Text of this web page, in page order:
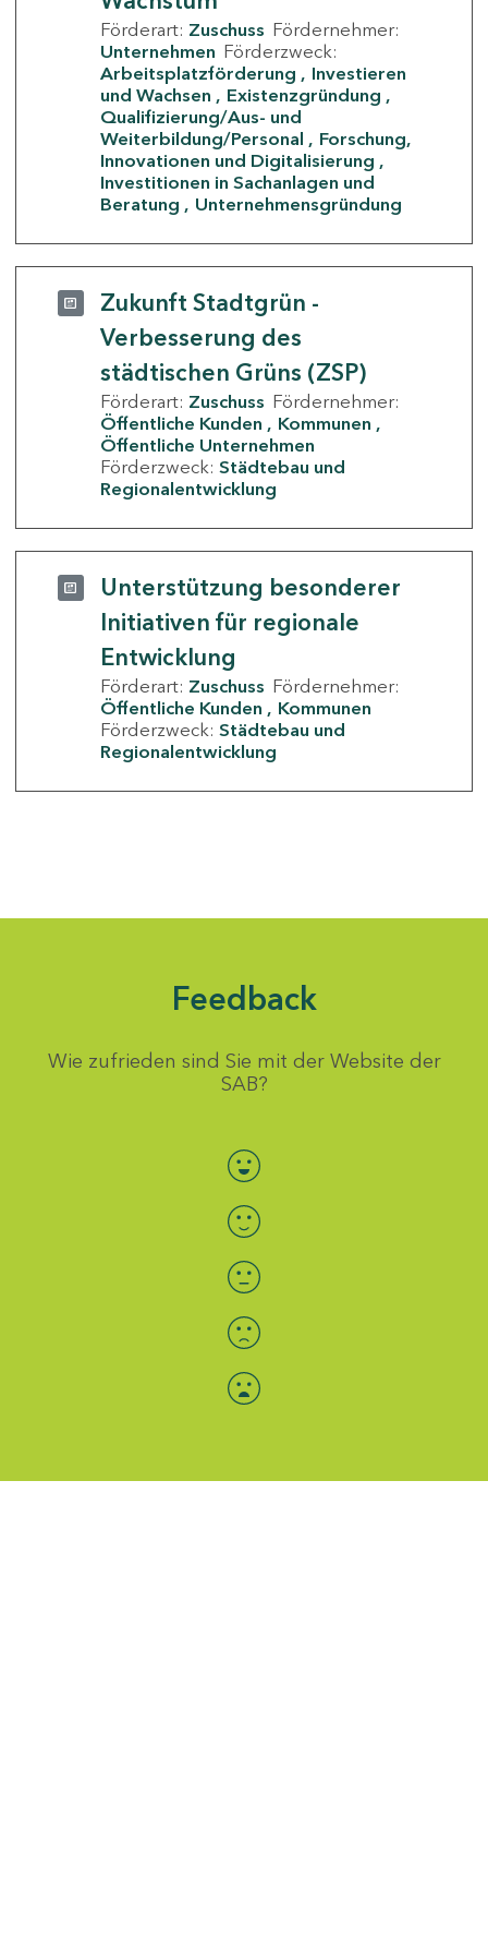
Förderart: Zuschuss Fördernehmer:
Unternehmen Förderzweck:
Arbeitsplatzförderung
Investieren
und Wachsen
Existenzgründung
Qualifizierung/Aus- und
Weiterbildung/Personal
Forschung,
Innovationen und Digitalisierung
Investitionen in Sachanlagen und
Beratung
Unternehmensgründung
Zukunft Stadtgrün -
Verbesserung des
städtischen Grüns (ZSP)
Förderart: Zuschuss Fördernehmer:
Öffentliche Kunden
Kommunen
Öffentliche Unternehmen
Förderzweck: Städtebau und
Regionalentwicklung
Unterstützung besonderer
Initiativen für regionale
Entwicklung
Förderart: Zuschuss Fördernehmer:
Öffentliche Kunden
Kommunen
Förderzweck: Städtebau und
Regionalentwicklung
Feedback
Wie zufrieden sind Sie mit der Website der
SAB?
Bewertung auswählen